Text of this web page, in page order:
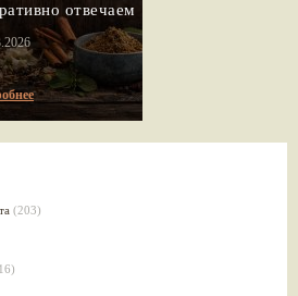
отвечаем
(203)